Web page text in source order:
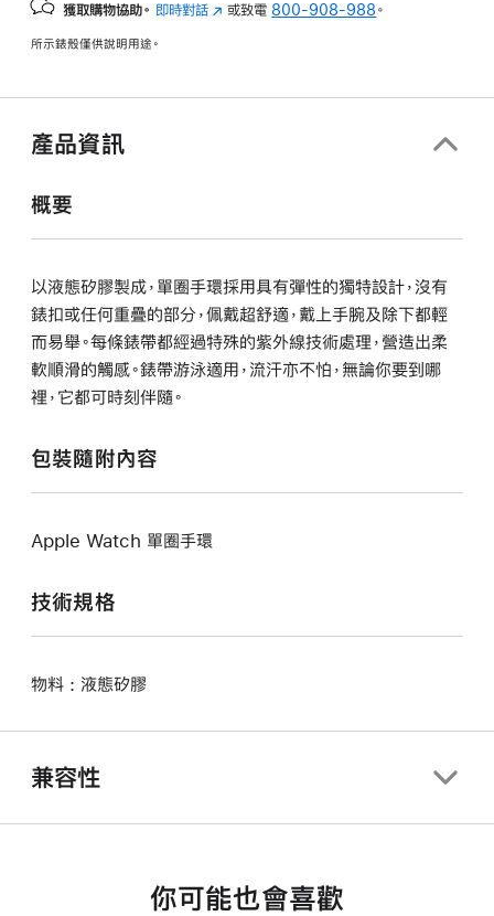
獲取購物協助。 即時對話 (以
開
或致電 800-908-988 。
所示錶殼僅供說明用途。
產品資訊
概要
以液態矽膠製成，單圈手環採用具有彈性的獨特設計，沒有
錶扣或任何重疊的部分，佩戴超舒適，戴上手腕及除下都輕
而易舉。每條錶帶都經過特殊的紫外線技術處理，營造出柔
軟順滑的觸感。錶帶游泳適用，流汗亦不怕，無論你要到哪
裡，它都可時刻伴隨。
包裝隨附內容
Apple Watch 單圈手環
技術規格
物料 : 液態矽膠
兼容性
你可能也會喜歡